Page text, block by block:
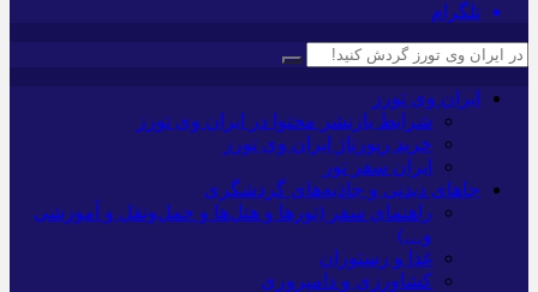
تلگرام
ایران وی تورز
شرایط بازنشر محتوا در ایران وی تورز
خرید رپورتاژ ایران وی تورز
ایران سفر تور
جاهای دیدنی و جاذبه‌های گردشگری
راهنمای سفر (تورها و هتل‌ها و حمل‌و‌نقل و آموزشی
و…)
غذا و رستوران
کشاورزی و دامپروری